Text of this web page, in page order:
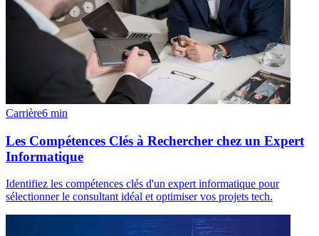
Carrière6 min
Les Compétences Clés à Rechercher chez un Expert
Informatique
Identifiez les compétences clés d'un expert informatique pour
sélectionner le consultant idéal et optimiser vos projets tech.